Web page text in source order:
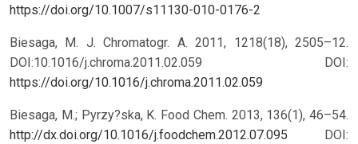
https://doi.org/10.1007/s11130-010-0176-2
Biesaga, M. J. Chromatogr. A. 2011, 1218(18), 2505–12.
DOI:10.1016/j.chroma.2011.02.059 DOI:
https://doi.org/10.1016/j.chroma.2011.02.059
Biesaga, M.; Pyrzy?ska, K. Food Chem. 2013, 136(1), 46–54.
http://dx.doi.org/10.1016/j.foodchem.2012.07.095
DOI: